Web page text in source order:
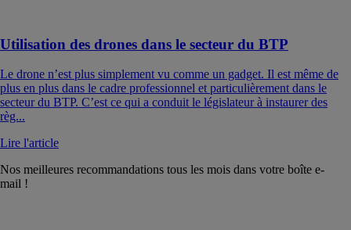
Utilisation des drones dans le secteur du BTP
Le drone n’est plus simplement vu comme un gadget. Il est même de
plus en plus dans le cadre professionnel et particulièrement dans le
secteur du BTP. C’est ce qui a conduit le législateur à instaurer des
règ...
Lire l'article
Nos meilleures recommandations tous les mois dans votre boîte e-
mail !